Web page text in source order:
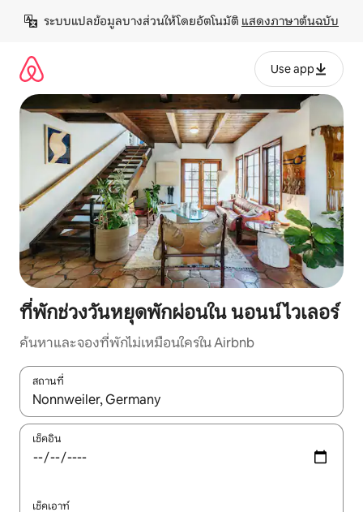
เนื้อหา
ระบบแปลข้อมูลบางส่วนให้โดยอัตโนมัติ แสดงภาษาต้นฉบับ
Use app
ที่พักช่วงวันหยุดพักผ่อนใน นอนน์ไวเลอร์
ค้นหาและจองที่พักไม่เหมือนใครใน Airbnb
สถานที่
ใช้ลูกศรขึ้นลง หรือใช้การสัมผัสหรือปัด เพื่อสำรวจผลการค้นหา
เช็คอิน
เช็คเอาท์